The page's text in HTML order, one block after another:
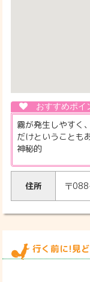
霧が発生しやすく
だけということも
神秘的
住所 〒
行く前に!見